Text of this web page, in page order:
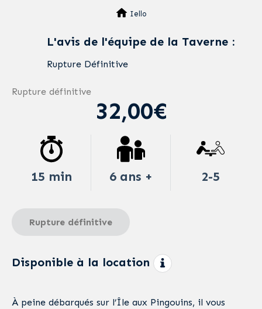
Iello
L'avis de l'équipe de la Taverne :
Rupture Définitive
Rupture définitive
32,00€
15 min 6 ans + 2-5
Rupture définitive
Disponible à la location
À peine débarqués sur l’Île aux Pingouins, il vous